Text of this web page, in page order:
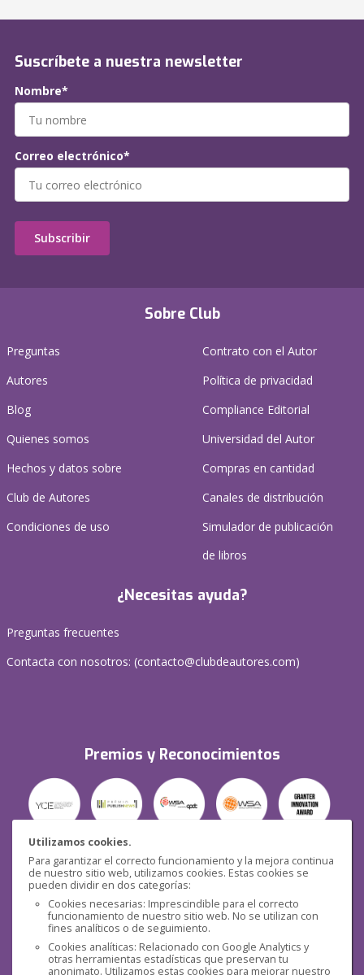
Utilizamos cookies.
Para garantizar el correcto funcionamiento y la mejora continua
de nuestro sitio web, utilizamos cookies. Estas cookies se
pueden dividir en dos categorías:
Cookies necesarias: Imprescindible para el correcto
funcionamiento de nuestro sitio web. No se utilizan con
fines analíticos o de seguimiento.
Cookies analíticas: Relacionado con Google Analytics y
otras herramientas estadísticas que preservan tu
anonimato. Utilizamos estas cookies para mejorar nuestro
Sobre Club
Preguntas
Autores
Blog
Quienes somos
Hechos y datos sobre
Club de Autores
Condiciones de uso
Contrato con el Autor
Política de privacidad
Compliance Editorial
Universidad del Autor
Compras en cantidad
Canales de distribución
Simulador de publicación
de libros
¿Necesitas ayuda?
Preguntas frecuentes
Contacta con nosotros: (contacto@clubdeautores.com)
Premios y Reconocimientos
Seguridad
Suscríbete a nuestra newsletter
Nombre*
Correo electrónico*
Subscribir